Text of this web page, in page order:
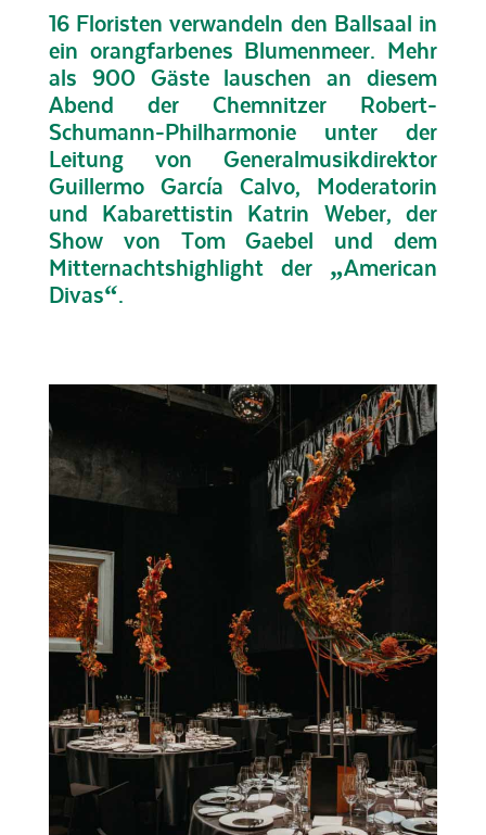
16 Floristen verwandeln den Ballsaal in
ein orangfarbenes Blumenmeer. Mehr
als 900 Gäste lauschen an diesem
Abend der Chemnitzer Robert-
Schumann-Philharmonie unter der
Leitung von Generalmusikdirektor
Guillermo García Calvo, Moderatorin
und Kabarettistin Katrin Weber, der
Show von Tom Gaebel und dem
Mitternachtshighlight der „American
Divas“.